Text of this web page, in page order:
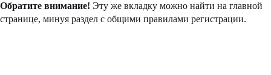
Обратите внимание! Эту же вкладку можно найти на главной
странице, минуя раздел с общими правилами регистрации.